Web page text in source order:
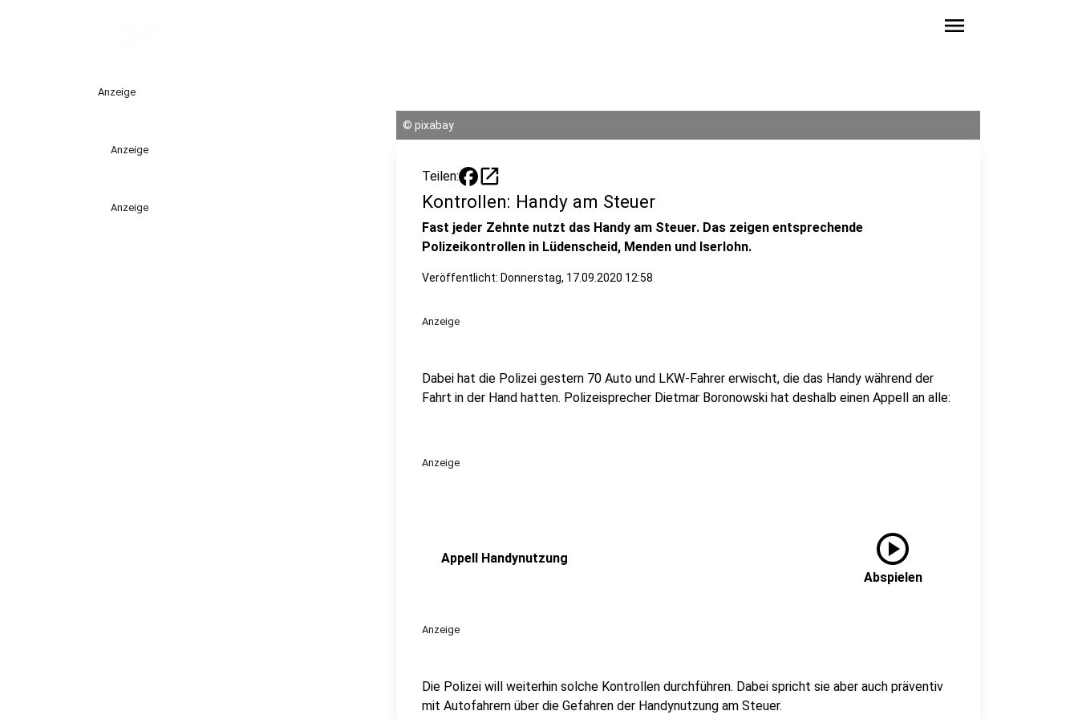
menu
Anzeige
Anzeige
Anzeige
© pixabay
Teilen: open_in_new
Kontrollen: Handy am Steuer
Fast jeder Zehnte nutzt das Handy am Steuer. Das zeigen entsprechende
Polizeikontrollen in Lüdenscheid, Menden und Iserlohn.
Veröffentlicht: Donnerstag, 17.09.2020 12:58
Anzeige
Dabei hat die Polizei gestern 70 Auto und LKW-Fahrer erwischt, die das Handy während der
Fahrt in der Hand hatten. Polizeisprecher Dietmar Boronowski hat deshalb einen Appell an alle:
Anzeige
Appell Handynutzung play_circle
Abspielen
Anzeige
Die Polizei will weiterhin solche Kontrollen durchführen. Dabei spricht sie aber auch präventiv
mit Autofahrern über die Gefahren der Handynutzung am Steuer.